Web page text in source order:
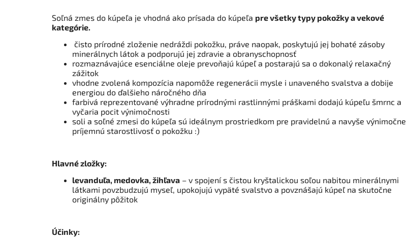
Soľná zmes do kúpeľa je vhodná ako prísada do kúpeľa pre všetky typy pokožky a vekové
kategórie.
čisto prírodné zloženie nedráždi pokožku, práve naopak, poskytujú jej bohaté zásoby
minerálnych látok a podporujú jej zdravie a obranyschopnosť
rozmaznávajúce esenciálne oleje prevoňajú kúpeľ a postarajú sa o dokonalý relaxačný
zážitok
vhodne zvolená kompozícia napomôže regenerácii mysle i unaveného svalstva a dobije
energiou do ďalšieho náročného dňa
farbivá reprezentované výhradne prírodnými rastlinnými práškami dodajú kúpeľu šmrnc a
vyčaria pocit výnimočnosti
soli a soľné zmesi do kúpeľa sú ideálnym prostriedkom pre pravidelnú a navyše výnimočne
príjemnú starostlivosť o pokožku :)
Hlavné zložky:
levanduľa, medovka, žihľava – v spojení s čistou kryštalickou soľou nabitou minerálnymi
látkami povzbudzujú myseľ, upokojujú vypäté svalstvo a povznášajú kúpeľ na skutočne
originálny pôžitok
Účinky: